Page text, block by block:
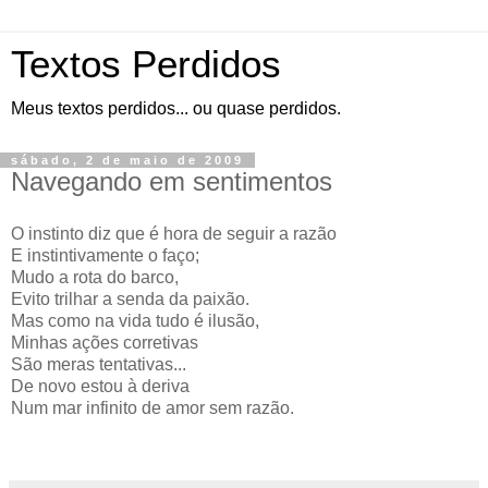
Textos Perdidos
Meus textos perdidos... ou quase perdidos.
sábado, 2 de maio de 2009
Navegando em sentimentos
O instinto diz que é hora de seguir a razão
E instintivamente o faço;
Mudo a rota do barco,
Evito trilhar a senda da paixão.
Mas como na vida tudo é ilusão,
Minhas ações corretivas
São meras tentativas...
De novo estou à deriva
Num mar infinito de amor sem razão.